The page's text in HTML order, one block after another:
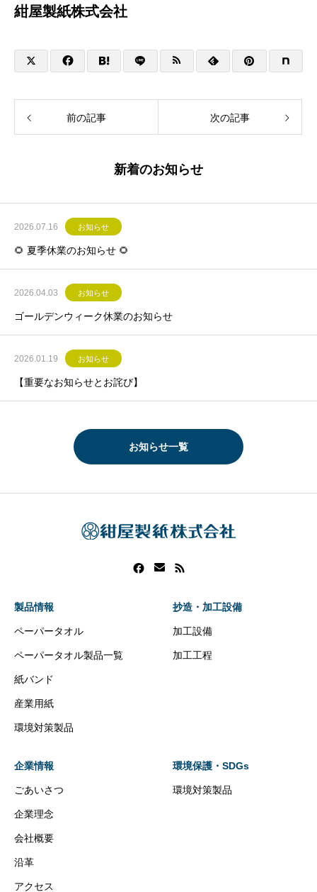
紺屋製紙株式会社
前の記事 次の記事
新着のお知らせ
2026.07.16 お知らせ
🌻 夏季休業のお知らせ 🌻
2026.04.03 お知らせ
ゴールデンウィーク休業のお知らせ
2026.01.19 お知らせ
【重要なお知らせとお詫び】
お知らせ一覧
製品情報
ペーパータオル
ペーパータオル製品一覧
紙バンド
産業用紙
環境対策製品
抄造・加工設備
加工設備
加工工程
企業情報
ごあいさつ
企業理念
会社概要
沿革
アクセス
環境保護・SDGs
環境対策製品